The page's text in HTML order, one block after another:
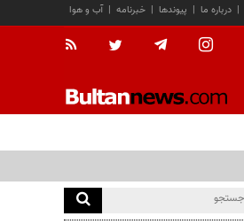
آب و هوا | خبرنامه | پیوندها | درباره ما |